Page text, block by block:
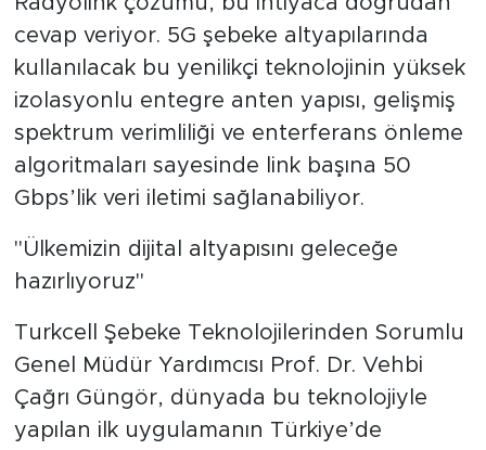
cevap veriyor. 5G şebeke altyapılarında
kullanılacak bu yenilikçi teknolojinin yüksek
izolasyonlu entegre anten yapısı, gelişmiş
spektrum verimliliği ve enterferans önleme
algoritmaları sayesinde link başına 50
Gbps’lik veri iletimi sağlanabiliyor.
"Ülkemizin dijital altyapısını geleceğe
hazırlıyoruz"
Turkcell Şebeke Teknolojilerinden Sorumlu
Genel Müdür Yardımcısı Prof. Dr. Vehbi
Çağrı Güngör, dünyada bu teknolojiyle
yapılan ilk uygulamanın Türkiye’de